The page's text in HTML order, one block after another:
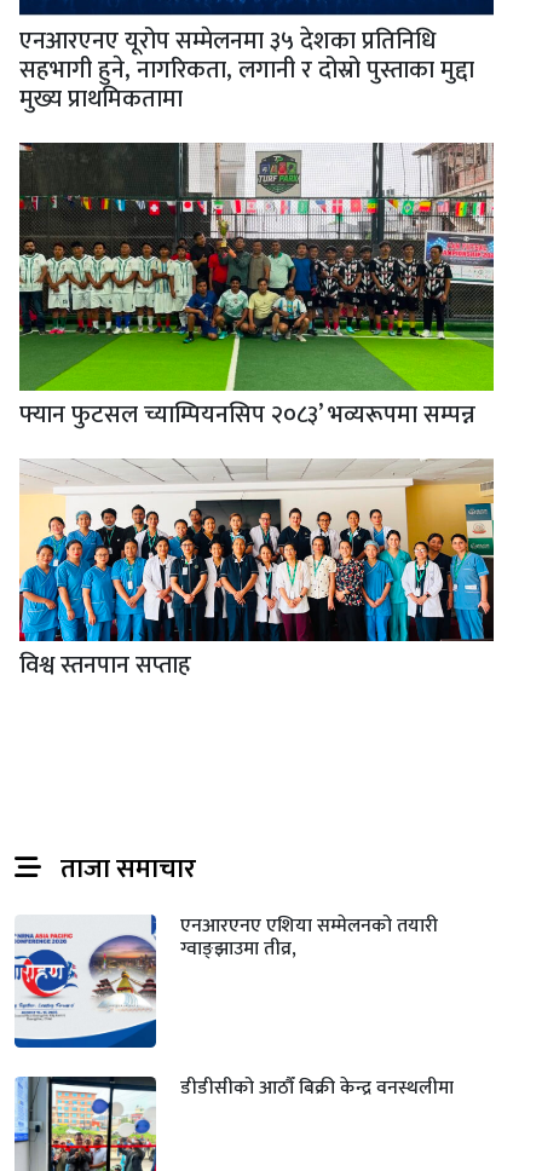
एनआरएनए यूरोप सम्मेलनमा ३५ देशका प्रतिनिधि
सहभागी हुने, नागरिकता, लगानी र दोस्रो पुस्ताका मुद्दा
मुख्य प्राथमिकतामा
फ्यान फुटसल च्याम्पियनसिप २०८३’ भव्यरूपमा सम्पन्न
विश्व स्तनपान सप्ताह
ताजा समाचार
एनआरएनए एशिया सम्मेलनको तयारी
ग्वाङ्झाउमा तीव्र,
डीडीसीको आठौँ बिक्री केन्द्र वनस्थलीमा